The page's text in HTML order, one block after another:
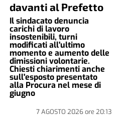
davanti al Prefetto
Il sindacato denuncia
carichi di lavoro
insostenibili, turni
modificati all'ultimo
momento e aumento delle
dimissioni volontarie.
Chiesti chiarimenti anche
sull'esposto presentato
alla Procura nel mese di
giugno
7 AGOSTO 2026ore 20:13